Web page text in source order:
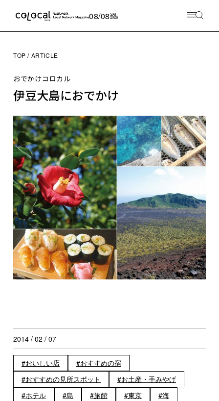
08/08SAT
2026
TOP ARTICLE
おでかけコロカル
伊豆大島におでかけ
2014 / 02 / 07
おいしい店
おすすめの宿
おすすめの見所スポット
お土産・手みやげ
ホテル
島 旅館 東京 海